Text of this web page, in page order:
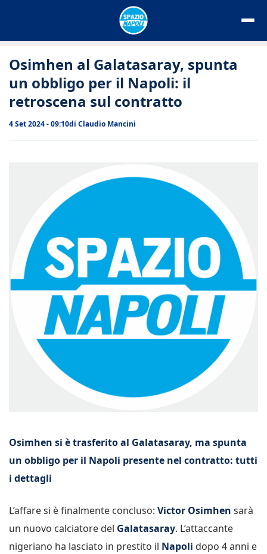
Osimhen al Galatasaray, spunta
un obbligo per il Napoli: il
retroscena sul contratto
4 Set 2024 - 09:10di Claudio Mancini
Osimhen si è trasferito al Galatasaray, ma spunta
un obbligo per il Napoli presente nel contratto: tutti
i dettagli
L’affare si è finalmente concluso: Victor Osimhen sarà
un nuovo calciatore del Galatasaray. L’attaccante
nigeriano ha lasciato in prestito il Napoli dopo 4 anni e